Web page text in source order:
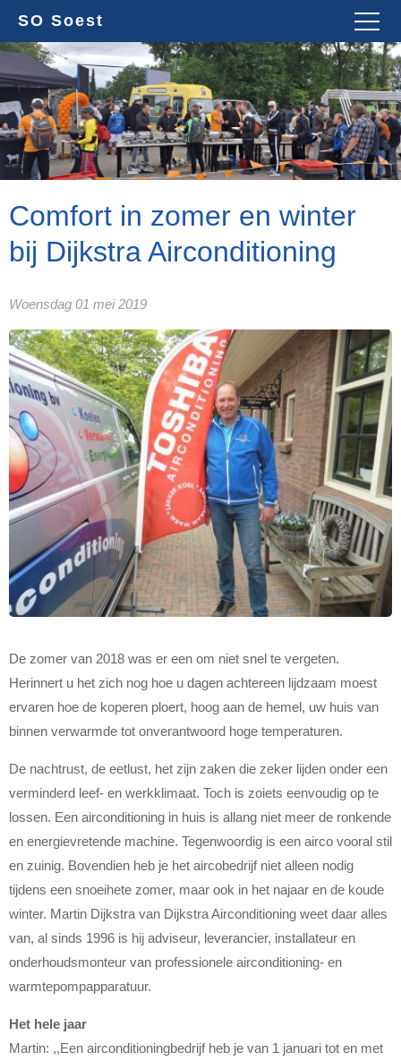
SO Soest
Comfort in zomer en winter
bij Dijkstra Airconditioning
Woensdag 01 mei 2019
De zomer van 2018 was er een om niet snel te vergeten.
Herinnert u het zich nog hoe u dagen achtereen lijdzaam moest
ervaren hoe de koperen ploert, hoog aan de hemel, uw huis van
binnen verwarmde tot onverantwoord hoge temperaturen.
De nachtrust, de eetlust, het zijn zaken die zeker lijden onder een
verminderd leef- en werkklimaat. Toch is zoiets eenvoudig op te
lossen. Een airconditioning in huis is allang niet meer de ronkende
en energievretende machine. Tegenwoordig is een airco vooral stil
en zuinig. Bovendien heb je het aircobedrijf niet alleen nodig
tijdens een snoeihete zomer, maar ook in het najaar en de koude
winter. Martin Dijkstra van Dijkstra Airconditioning weet daar alles
van, al sinds 1996 is hij adviseur, leverancier, installateur en
onderhoudsmonteur van professionele airconditioning- en
warmtepompapparatuur.
Het hele jaar
Martin: ,,Een airconditioningbedrijf heb je van 1 januari tot en met